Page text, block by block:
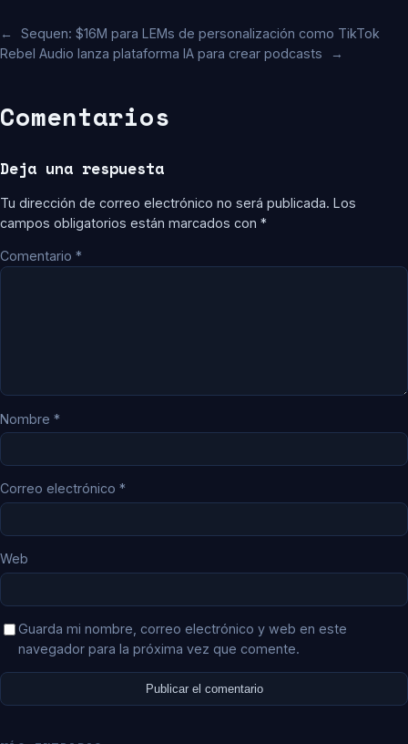
←
Sequen: $16M para LEMs de personalización como TikTok
Rebel Audio lanza plataforma IA para crear podcasts
→
Comentarios
Deja una respuesta
Tu dirección de correo electrónico no será publicada. Los
campos obligatorios están marcados con *
Comentario *
Nombre *
Correo electrónico *
Web
Guarda mi nombre, correo electrónico y web en este
navegador para la próxima vez que comente.